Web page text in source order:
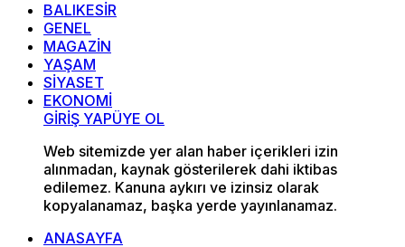
BALIKESİR
GENEL
MAGAZİN
YAŞAM
SİYASET
EKONOMİ
GİRİŞ YAPÜYE OL
Web sitemizde yer alan haber içerikleri izin
alınmadan, kaynak gösterilerek dahi iktibas
edilemez. Kanuna aykırı ve izinsiz olarak
kopyalanamaz, başka yerde yayınlanamaz.
ANASAYFA